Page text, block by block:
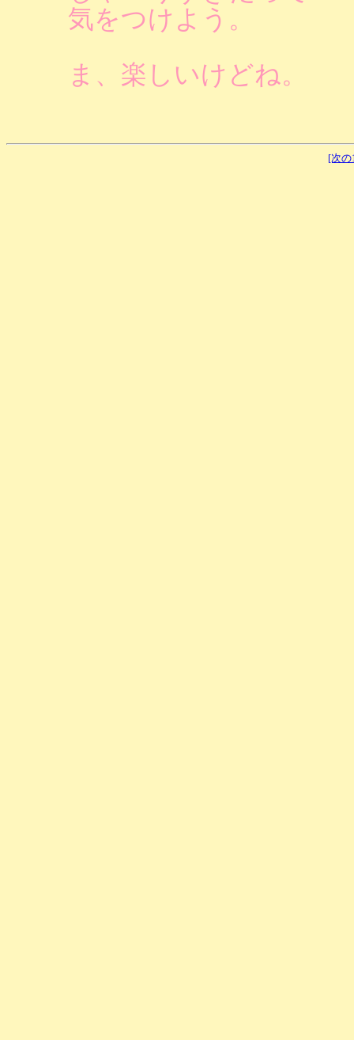
気をつけよう。
ま、楽しいけどね。
[次